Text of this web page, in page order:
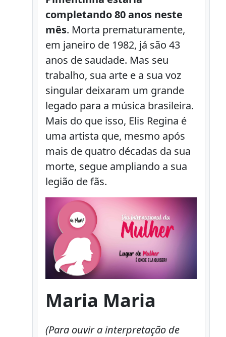
completando 80 anos neste
mês. Morta prematuramente,
em janeiro de 1982, já são 43
anos de saudade. Mas seu
trabalho, sua arte e a sua voz
singular deixaram um grande
legado para a música brasileira.
Mais do que isso, Elis Regina é
uma artista que, mesmo após
mais de quatro décadas da sua
morte, segue ampliando a sua
legião de fãs.
Maria Maria
(Para ouvir a interpretação de